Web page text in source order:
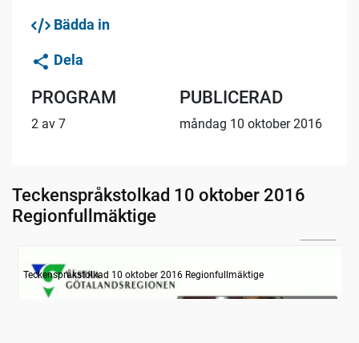
Bädda in
Dela
PROGRAM
2 av 7
PUBLICERAD
måndag 10 oktober 2016
Teckenspråkstolkad 10 oktober 2016
Regionfullmäktige
Information om dagens ärenden
Teckenspråkstolkad 10 oktober 2016 Regionfullmäktige